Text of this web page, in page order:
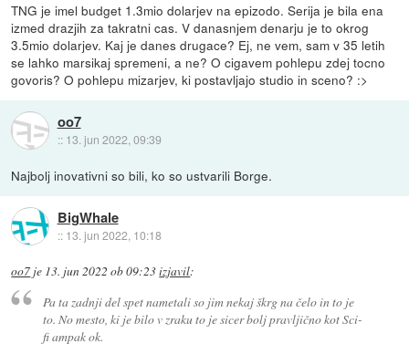
TNG je imel budget 1.3mio dolarjev na epizodo. Serija je bila ena
izmed drazjih za takratni cas. V danasnjem denarju je to okrog
3.5mio dolarjev. Kaj je danes drugace? Ej, ne vem, sam v 35 letih
se lahko marsikaj spremeni, a ne? O cigavem pohlepu zdej tocno
govoris? O pohlepu mizarjev, ki postavljajo studio in sceno? :>
oo7
:: 13. jun 2022, 09:39
Najbolj inovativni so bili, ko so ustvarili Borge.
BigWhale
:: 13. jun 2022, 10:18
oo7 je 13. jun 2022 ob 09:23izjavil:
Pa ta zadnji del spet nametali so jim nekaj škrg na čelo in to je
to. No mesto, ki je bilo v zraku to je sicer bolj pravljično kot Sci-
fi ampak ok.